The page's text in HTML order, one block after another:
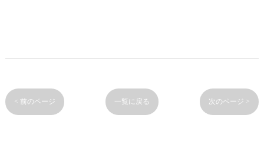
< 前のページ 一覧に戻る 次のページ >